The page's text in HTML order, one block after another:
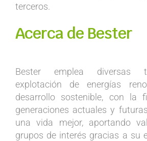
terceros.
Acerca de Bester
Bester emplea diversas
explotación de energías
desarrollo sostenible, con la
generaciones actuales y
una vida mejor, aportando
grupos de interés gracias a su